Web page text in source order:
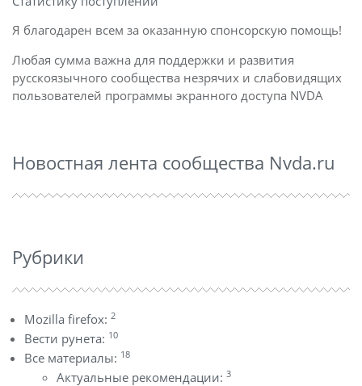
Я благодарен всем за оказанную спонсорскую помощь!
Любая сумма важна для поддержки и развития
русскоязычного сообщества незрячих и слабовидящих
пользователей программы экранного доступа NVDA
Новостная лента сообщества Nvda.ru
Рубрики
Mozilla firefox: 2
Вести рунета: 10
Все материалы: 18
Актуальные рекомендации: 3